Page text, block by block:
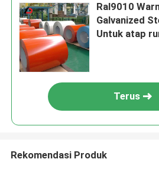
Ral9010
Galvanized
Untuk atap
Terus
Rekomendasi Produk